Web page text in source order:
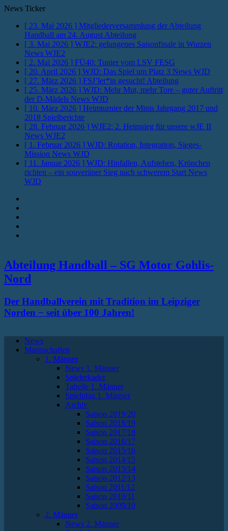
News Ticker
[ 23. Mai 2026 ] Mitgliederversammlung der Abteilung
Handball am 24. August Abteilung
[ 3. Mai 2026 ] WJE2: gelungenes Saisonfinale in Wurzen
News WJE2
[ 2. Mai 2026 ] FÜ40: Tunier vom LSV FESG
[ 20. April 2026 ] WJD: Das Spiel um Platz 3 News WJD
[ 27. März 2026 ] FSJ’ler*in gesucht! Abteilung
[ 25. März 2026 ] WJD: Mehr Mut, mehr Tore – guter Auftritt
der D-Mädels News WJD
[ 10. März 2026 ] Heimturnier der Minis Jahrgang 2017 und
2018 Spielberichte
[ 28. Februar 2026 ] WJE2: 2. Heimsieg für unsere wJE II
News WJE2
[ 1. Februar 2026 ] WJD: Rotation, Integration, Sieges-
Mission News WJD
[ 11. Januar 2026 ] WJD: Hinfallen, Aufstehen, Krönchen
richten – ein souveräner Sieg nach schwerem Start News
WJD
Abteilung Handball – SG Motor Gohlis-
Nord
Der Handballverein mit Tradition im Leipziger
Norden − seit über 100 Jahren!
News
Mannschaften
1. Männer
News 1. Männer
Spielerkader
Tabelle 1. Männer
Spielplan 1. Männer
Archiv
Saison 2019/20
Saison 2018/19
Saison 2017/18
Saison 2016/17
Saison 2015/16
Saison 2014/15
Saison 2013/14
Saison 2012/13
Saison 2011/12
Saison 2010/11
Saison 2009/10
2. Männer
News 2. Männer